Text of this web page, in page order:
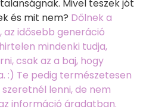
Mivel teszek jót
és mit nem? Dőlnek a
idősebb generáció
mindenki tudja,
csak az a baj, hogy
:) Te pedig természetesen
lenni, de nem
információ áradatban.